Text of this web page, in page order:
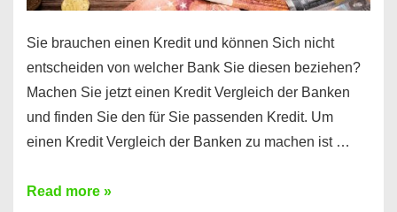
Sie brauchen einen Kredit und können Sich nicht
entscheiden von welcher Bank Sie diesen beziehen?
Machen Sie jetzt einen Kredit Vergleich der Banken
und finden Sie den für Sie passenden Kredit. Um
einen Kredit Vergleich der Banken zu machen ist …
Sie
Read more »